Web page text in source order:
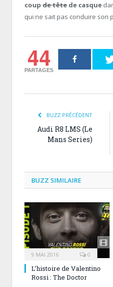
coup de tête de casque
qui ne sait pas conduire son
44
PARTAGES
BUZZ PRÉCÉDENT
Audi R8 LMS (Le
Mans Series)
BUZZ SIMILAIRE
9 MAI 2016 0
L’histoire de Valentino
Rossi : The Doctor